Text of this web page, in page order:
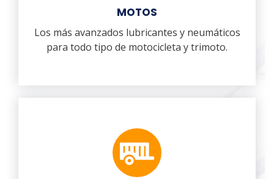
MOTOS
Los más avanzados lubricantes y neumáticos
para todo tipo de motocicleta y trimoto.